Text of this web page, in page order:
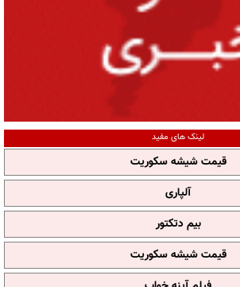
لینک های مفید
قیمت شیشه سکوریت
آلپاری
بیم دتکتور
قیمت شیشه سکوریت